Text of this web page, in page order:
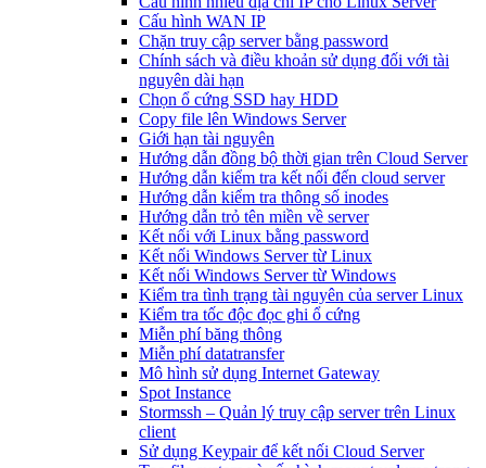
Cấu hình WAN IP
Chặn truy cập server bằng password
Chính sách và điều khoản sử dụng đối với tài
nguyên dài hạn
Chọn ổ cứng SSD hay HDD
Copy file lên Windows Server
Giới hạn tài nguyên
Hướng dẫn đồng bộ thời gian trên Cloud Server
Hướng dẫn kiểm tra kết nối đến cloud server
Hướng dẫn kiểm tra thông số inodes
Hướng dẫn trỏ tên miền về server
Kết nối với Linux bằng password
Kết nối Windows Server từ Linux
Kết nối Windows Server từ Windows
Kiểm tra tình trạng tài nguyên của server Linux
Kiểm tra tốc độc đọc ghi ổ cứng
Miễn phí băng thông
Miễn phí datatransfer
Mô hình sử dụng Internet Gateway
Spot Instance
Stormssh – Quản lý truy cập server trên Linux
client
Sử dụng Keypair để kết nối Cloud Server